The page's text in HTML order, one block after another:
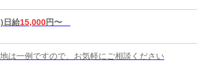
日給15,000円〜
は一例ですので、お気軽にご相談ください